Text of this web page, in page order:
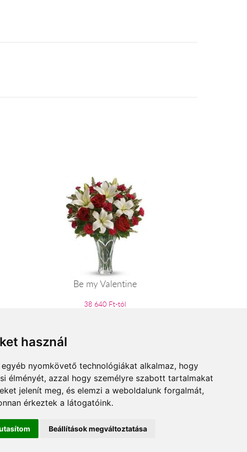
használ
nyomkövető technológiákat alkalmaz, hogy
élményét, azzal hogy személyre szabott tartalmakat
jelenít meg, és elemzi a weboldalunk forgalmát,
érkeztek a látogatóink.
Beállítások megváltoztatása
Be my Valentine
38 640 Ft-tól